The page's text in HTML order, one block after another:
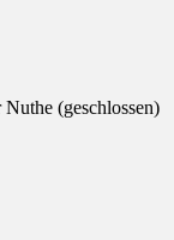
(geschlossen)